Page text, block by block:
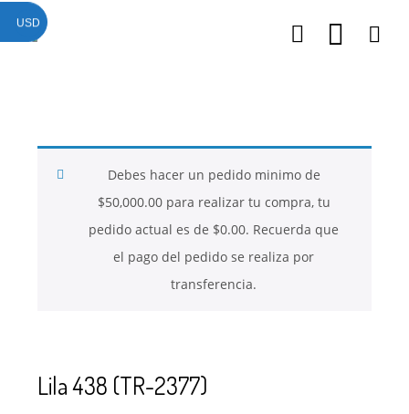
SE USAN PARA
BISUTERÍA Y
MOSTACILLA?
CURSOS
Debes hacer un pedido minimo de
$50,000.00para realizar tu compra, tu
pedido actual es de $0.00. Recuerda que
el pago del pedido se realiza por
transferencia.
Lila 438 (TR-2377)
USD